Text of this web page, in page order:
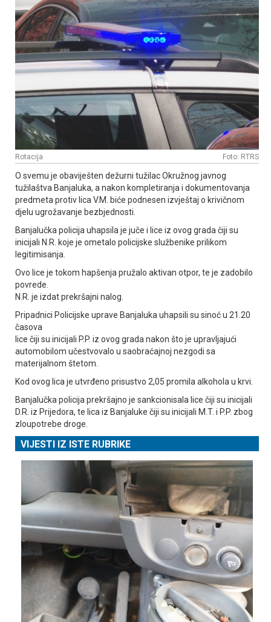
Rotacija Foto: RTRS
O svemu je obaviješten dežurni tužilac Okružnog javnog
tužilaštva Banjaluka, a nakon kompletiranja i dokumentovanja
predmeta protiv lica V.M. biće podnesen izvještaj o krivičnom
djelu ugrožavanje bezbjednosti.
Banjalučka policija uhapsila je juče i lice iz ovog grada čiji su
inicijali N.R. koje je ometalo policijske službenike prilikom
legitimisanja.
Ovo lice je tokom hapšenja pružalo aktivan otpor, te je zadobilo
povrede.
N.R. je izdat prekršajni nalog.
Pripadnici Policijske uprave Banjaluka uhapsili su sinoć u 21.20
časova
lice čiji su inicijali P.P. iz ovog grada nakon što je upravljajući
automobilom učestvovalo u saobraćajnoj nezgodi sa
materijalnom štetom.
Kod ovog lica je utvrđeno prisustvo 2,05 promila alkohola u krvi.
Banjalučka policija prekršajno je sankcionisala lice čiji su inicijali
D.R. iz Prijedora, te lica iz Banjaluke čiji su inicijali M.T. i P.P. zbog
zloupotrebe droge.
VIJESTI IZ ISTE RUBRIKE